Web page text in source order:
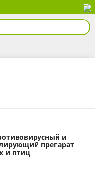
и
препарат
и птиц